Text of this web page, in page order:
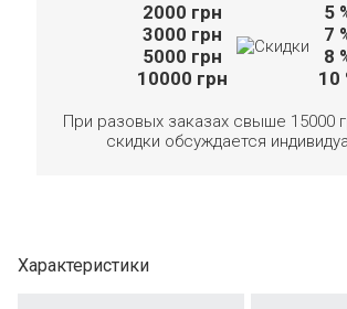
2000 грн
3000 грн
5000 грн
10000 грн
5
7
8
10
При разовых заказах свыше 15000
скидки обсуждается
Характеристики